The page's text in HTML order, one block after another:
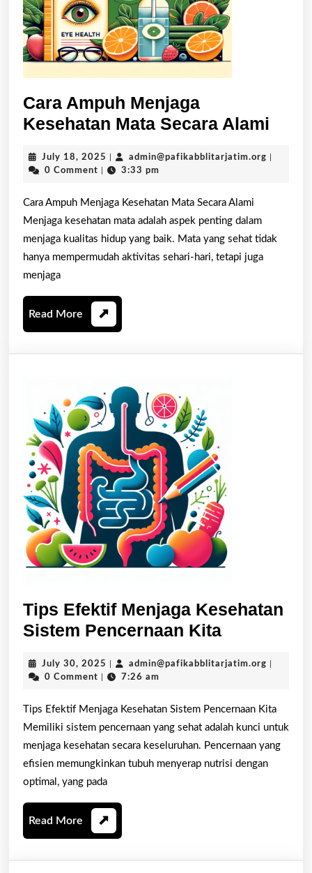
Cara Ampuh Menjaga
Kesehatan Mata Secara Alami
July 18, 2025 July
18,
admin@pafikabblitarjatim.org
0 Comment 3:33 pm
Cara Ampuh Menjaga Kesehatan Mata Secara Alami
Menjaga kesehatan mata adalah aspek penting dalam
menjaga kualitas hidup yang baik. Mata yang sehat tidak
hanya mempermudah aktivitas sehari-hari, tetapi juga
menjaga
Read More Read
More
Tips Efektif Menjaga Kesehatan
Sistem Pencernaan KitaTips
Menjaga
Sistem
Kita
July 30, 2025 July
30,
admin@pafikabblitarjatim.org
0 Comment 7:26 am
Tips Efektif Menjaga Kesehatan Sistem Pencernaan Kita
Memiliki sistem pencernaan yang sehat adalah kunci untuk
menjaga kesehatan secara keseluruhan. Pencernaan yang
efisien memungkinkan tubuh menyerap nutrisi dengan
optimal, yang pada
Read More Read
More